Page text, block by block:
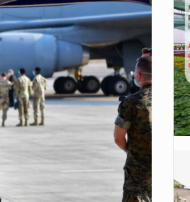
/Fenomene vizate: val de
112 a fost anunțat producerea